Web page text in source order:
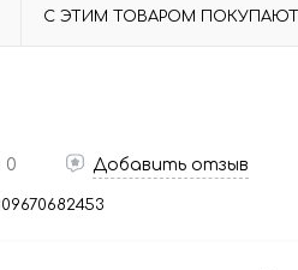
С ЭТИМ ТОВАРОМ ПОКУПАЮТ
0 Добавить отзыв